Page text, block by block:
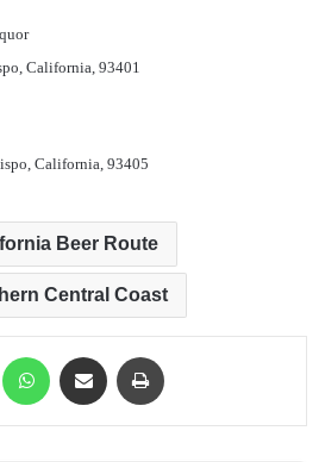
California, 93401
California, 93405
Beer Route
Central Coast
LinkedIn WhatsApp Condividi via mail